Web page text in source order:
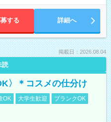
する 詳細へ
掲載日：2026.08.04
読
〉＊コスメの仕分け
OK 大学生歓迎
ブランクOK